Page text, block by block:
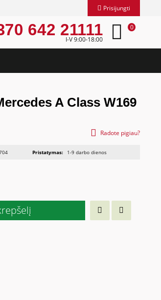
Prisijungti
642 21111
I-V 9:00-18:00
0
A Class W169
Radote pigiau?
Pristatymas: 1-9 darbo dienos